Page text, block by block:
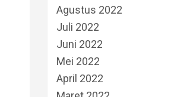
Agustus 2022
Juli 2022
Juni 2022
Mei 2022
April 2022